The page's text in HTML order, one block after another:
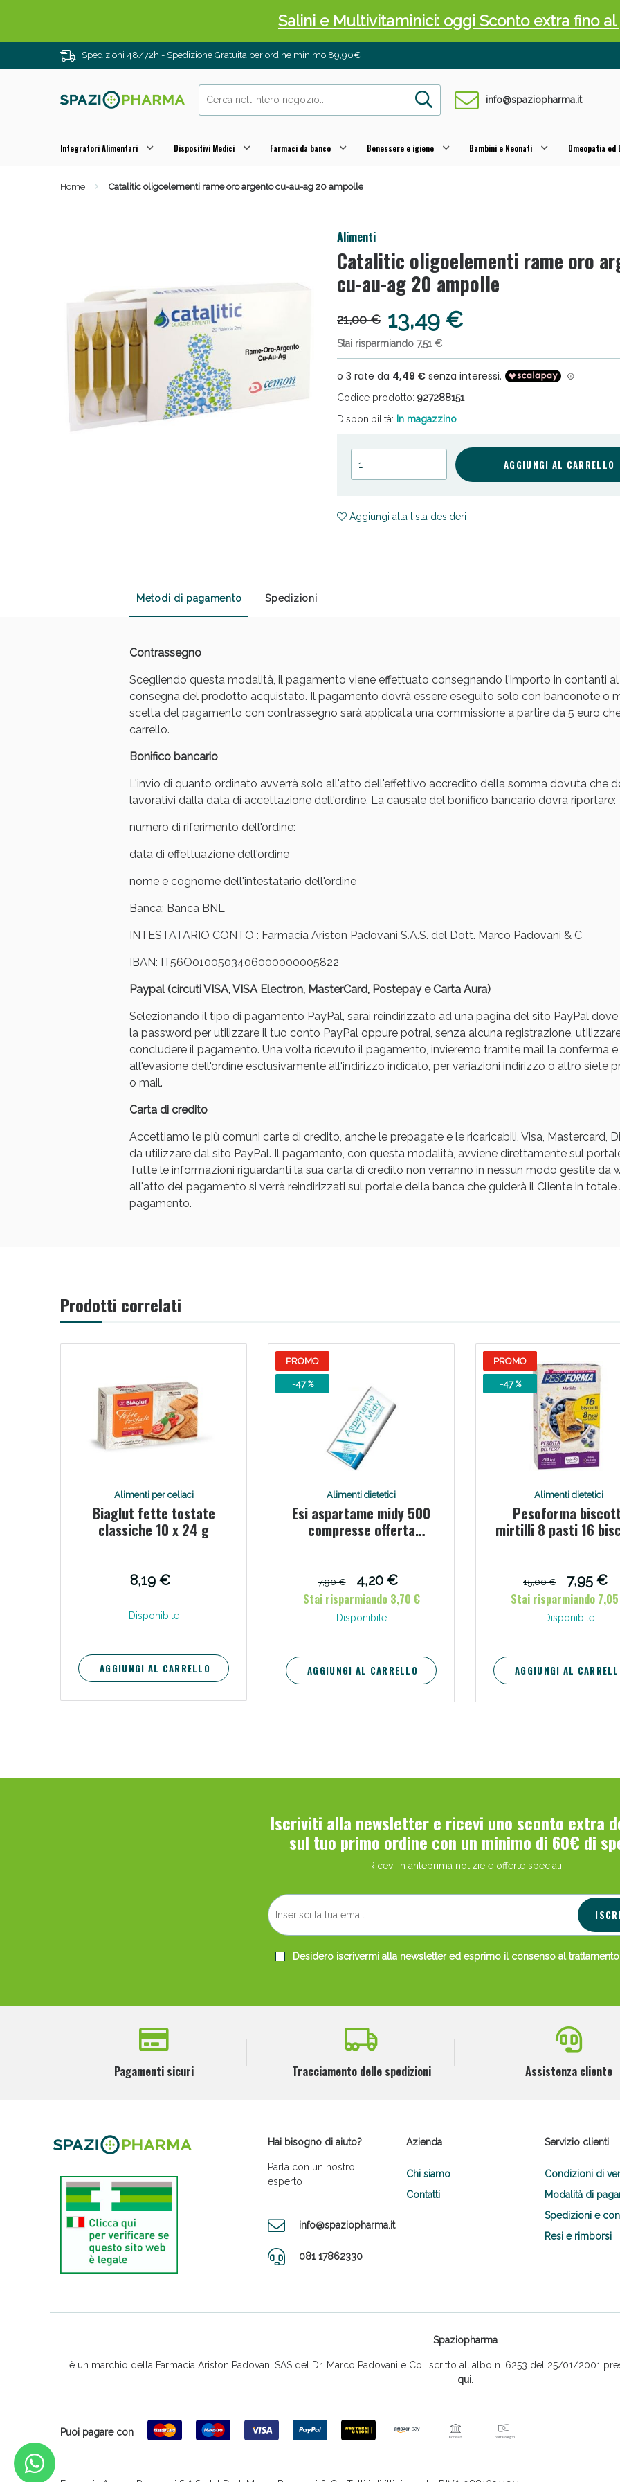
Spedizioni 48/72h - Spedizione Gratuita per ordine minimo 89,90€
info@spaziopharma.it
Integratori Alimentari Dispositivi Medici Farmaci da banco Benessere e igiene Bambini e Neonati Omeopatia
Home Catalitic oligoelementi rame oro argento cu-au-ag 20 ampolle
Alimenti
Catalitic oligoelementi rame oro
cu-au-ag 20 ampolle
21,00 € 13,49 €
Stai risparmiando 7,51 €
Codice prodotto: 927288151
Disponibilità: In magazzino
AGGIUNGI AL CARRELLO
Aggiungi alla lista desideri
Metodi di pagamento Spedizioni
Contrassegno
Scegliendo questa modalità, il pagamento viene effettuato consegnando l'importo in contanti
consegna del prodotto acquistato. Il pagamento dovrà essere eseguito solo con banconote o
scelta del pagamento con contrassegno sarà applicata una commissione a partire da 5 euro
carrello.
Bonifico bancario
L'invio di quanto ordinato avverrà solo all'atto dell'effettivo accredito della somma dovuta che
lavorativi dalla data di accettazione dell'ordine. La causale del bonifico bancario dovrà riportare:
numero di riferimento dell'ordine:
data di effettuazione dell'ordine
nome e cognome dell'intestatario dell'ordine
Banca: Banca BNL
INTESTATARIO CONTO : Farmacia Ariston Padovani S.A.S. del Dott. Marco Padovani & C
IBAN: IT56O0100503406000000005822
Paypal (circuti VISA, VISA Electron, MasterCard, Postepay e Carta Aura)
Selezionando il tipo di pagamento PayPal, sarai reindirizzato ad una pagina del sito PayPal
la password per utilizzare il tuo conto PayPal oppure potrai, senza alcuna registrazione,
concludere il pagamento. Una volta ricevuto il pagamento, invieremo tramite mail la conferma
all'evasione dell'ordine esclusivamente all'indirizzo indicato, per variazioni indirizzo o altro siete
o mail.
Carta di credito
Accettiamo le più comuni carte di credito, anche le prepagate e le ricaricabili, Visa, Mastercard,
da utilizzare dal sito PayPal. Il pagamento, con questa modalità, avviene direttamente sul
Tutte le informazioni riguardanti la sua carta di credito non verranno in nessun modo gestite da
all'atto del pagamento si verrà reindirizzati sul portale della banca che guiderà il Cliente in totale
pagamento.
Prodotti correlati
Alimenti per celiaci
Biaglut fette tostate
classiche 10 x 24 g
8,19 €
Disponibile
AGGIUNGI AL CARRELLO
PROMO
-47 %
Alimenti dietetici
Esi aspartame midy 500
compresse offerta
7,90 €
4,20 €
Stai risparmiando 3,70 €
Disponibile
AGGIUNGI AL CARRELLO
PROMO
-47 %
Alimenti dietetici
Pesoforma
mirtilli 8 pasti 16
15,00 €
7,95 €
Stai risparmiando
Disponibile
AGGIUNGI AL
Iscriviti alla newsletter e ricevi uno sconto extra
sul tuo primo ordine con un minimo di 60€ di
Ricevi in anteprima notizie e offerte speciali
Desidero iscrivermi alla newsletter ed esprimo il consenso al
Pagamenti sicuri Tracciamento delle spedizioni Assistenza cliente
Hai bisogno di aiuto?
Parla con un nostro
esperto
info@spaziopharma.it
081 17862330
Azienda
Chi siamo
Contatti
Servizio clienti
Condizioni di
Modalità di
Spedizioni e
Resi e rimborsi
Spaziopharma
è un marchio della Farmacia Ariston Padovani SAS del Dr. Marco Padovani e Co, iscritto all'albo n. 6253 del 25/01/2001
qui.
Puoi pagare con
Salini e Multivitaminici: oggi Sconto extra fino al
Anticellulite e Fanghi: Sconto fino al 40% valido
Benessere Intestinale: Sconto fino al 55% valido